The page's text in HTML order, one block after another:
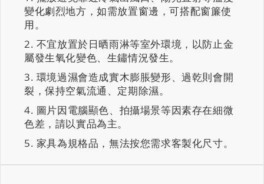
變化劇烈地方，如需放置窗邊，可搭配窗簾使
用。
不宜放置於日晒雨淋等室外環境，以防止金
屬發生氧化變色、生鏽情況發生。
環境過濕會造成實木膨脹變形、過乾則會開
裂，保持空氣流通、定期除濕。
圖片因電腦顯色、拍攝場景等因素存在細微
色差，請以實品為主。
家具為規格品，無法按您需求客製化尺寸。